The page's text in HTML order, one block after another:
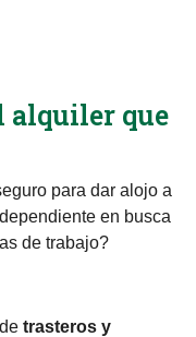
alquiler que
para dar alojo a
en busca
de trabajo?
trasteros y